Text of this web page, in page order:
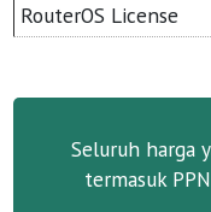
RouterOS License
Seluruh harga
termasuk